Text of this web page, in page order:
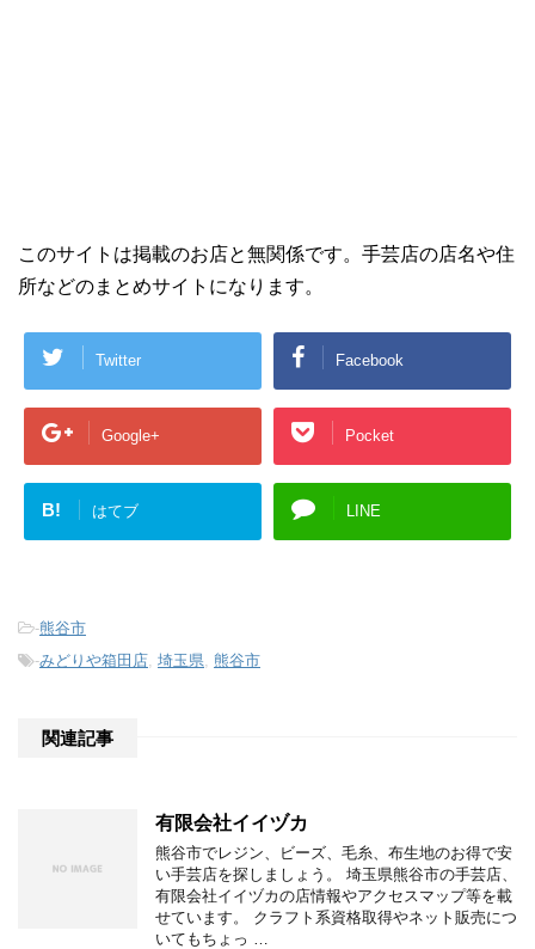
このサイトは掲載のお店と無関係です。手芸店の店名や住
所などのまとめサイトになります。
Twitter Facebook
Google+ Pocket
B! はてブ LINE
-熊谷市
-みどりや箱田店 埼玉県 熊谷市
関連記事
有限会社イイヅカ
熊谷市でレジン、ビーズ、毛糸、布生地のお得で安
い手芸店を探しましょう。 埼玉県熊谷市の手芸店、
有限会社イイヅカの店情報やアクセスマップ等を載
せています。 クラフト系資格取得やネット販売につ
いてもちょっ …